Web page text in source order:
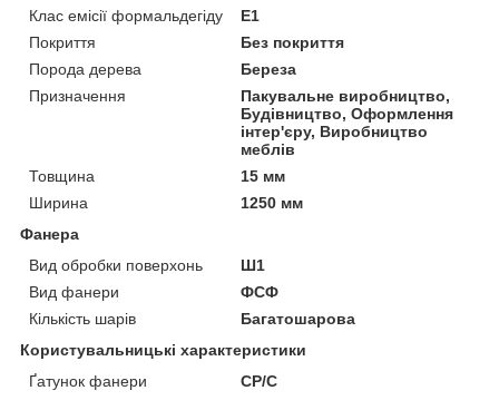
Клас емісії формальдегіду
Е1
Покриття
Без покриття
Порода дерева
Береза
Призначення
Пакувальне виробництво,
Будівництво, Оформлення
інтер'єру, Виробництво
меблів
Товщина
15 мм
Ширина
1250 мм
Фанера
Вид обробки поверхонь
Ш1
Вид фанери
ФСФ
Кількість шарів
Багатошарова
Користувальницькі характеристики
Ґатунок фанери
СР/С